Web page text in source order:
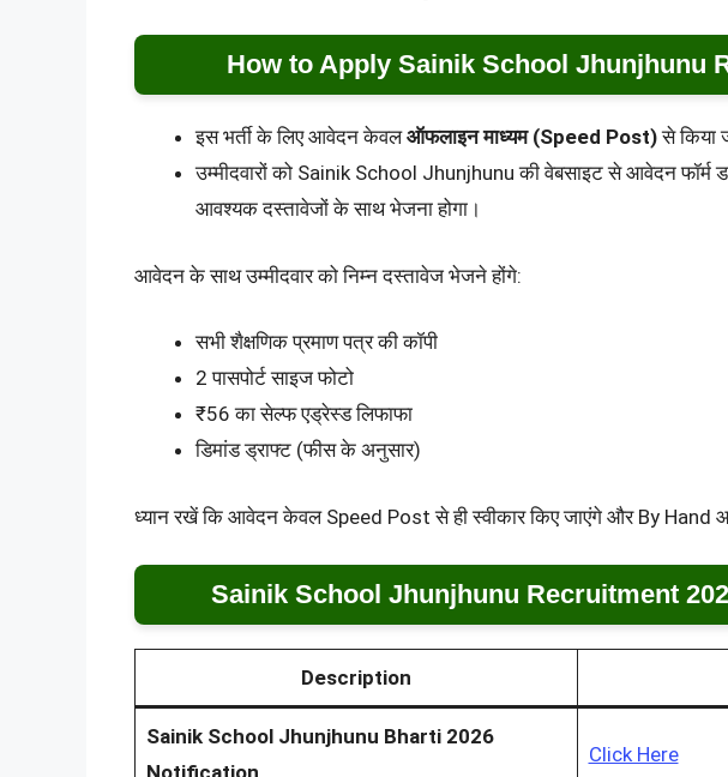
How to Apply Sainik School Jhunjhunu
इस भर्ती के लिए आवेदन केवलऑफलाइन माध्यम (Speed Post)से किया
उम्मीदवारों को Sainik School Jhunjhunu की वेबसाइट से आवेदन फॉर्म
आवश्यक दस्तावेजों के साथ भेजना होगा।
आवेदन के साथ उम्मीदवार को निम्न दस्तावेज भेजने होंगे:
सभी शैक्षणिक प्रमाण पत्र की कॉपी
2 पासपोर्ट साइज फोटो
₹56 का सेल्फ एड्रेस्ड लिफाफा
डिमांड ड्राफ्ट (फीस के अनुसार)
ध्यान रखें कि आवेदन केवल Speed Post से ही स्वीकार किए जाएंगे और By Hand
Sainik School Jhunjhunu Recruitment
Description
Sainik School Jhunjhunu Bharti 2026
Click Here